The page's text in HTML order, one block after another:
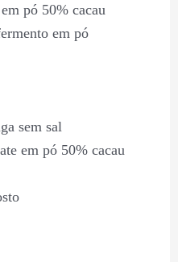
pó 50% cacau
em pó
sem sal
em pó 50% cacau